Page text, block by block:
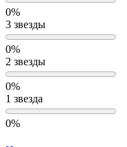
0%
3 звезды
0%
2 звезды
0%
1 звезда
0%